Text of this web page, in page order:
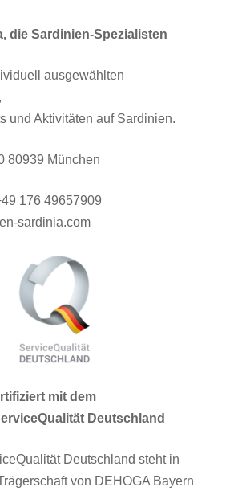
die Sardinien-Spezialisten
ausgewählten
und Aktivitäten auf Sardinien.
80939 München
176 49657909
sardinia.com
mit dem
Deutschland
Deutschland steht in
von DEHOGA Bayern